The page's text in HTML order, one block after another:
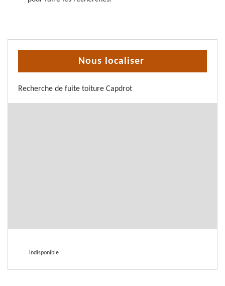
Nous localiser
Recherche de fuite toiture Capdrot
indisponible